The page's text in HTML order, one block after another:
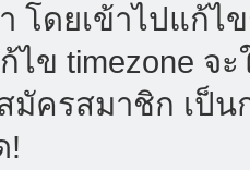
โดยเข้าไปแก้
ข timezone จ
มัครสมาชิก เป็
!